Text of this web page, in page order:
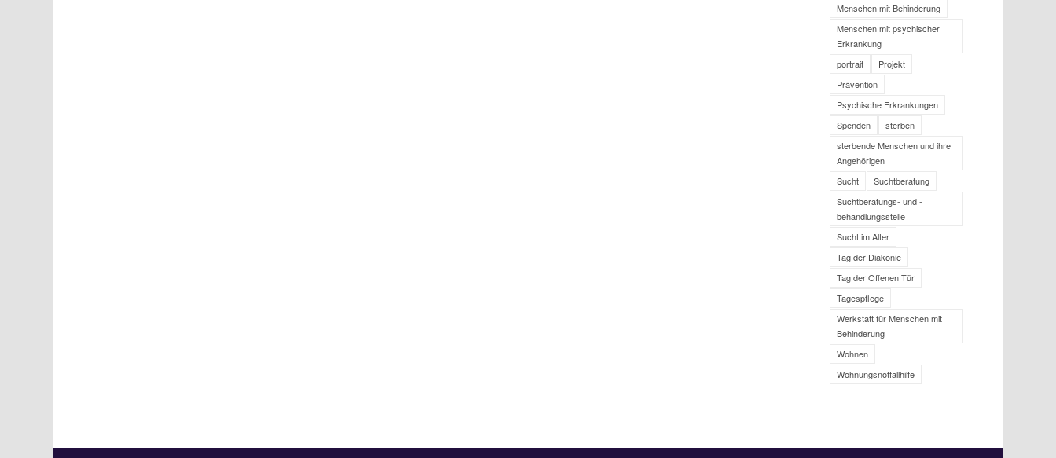
Menschen mit Behinderung
Menschen mit psychischer
Erkrankung
portrait
Projekt
Prävention
Psychische Erkrankungen
Spenden
sterben
sterbende Menschen und ihre
Angehörigen
Sucht
Suchtberatung
Suchtberatungs- und -
behandlungsstelle
Sucht im Alter
Tag der Diakonie
Tag der Offenen Tür
Tagespflege
Werkstatt für Menschen mit
Behinderung
Wohnen
Wohnungsnotfallhilfe